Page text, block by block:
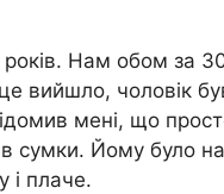
Нам обом за
це вийшло, чоловік
мені, що
в сумки. Йому було
і плаче.